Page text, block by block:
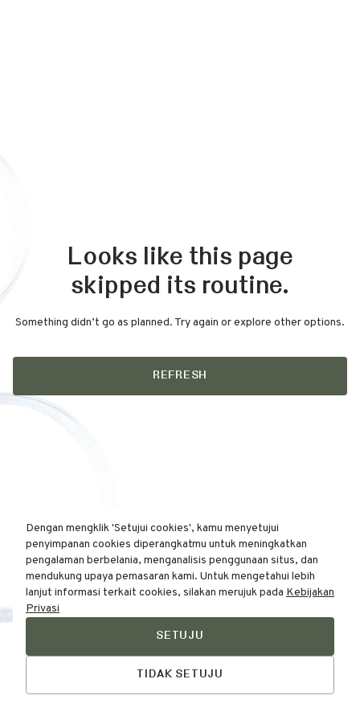
Looks like this page
skipped its routine.
Something didn’t go as planned. Try again or explore other options.
REFRESH
Dengan mengklik 'Setujui cookies', kamu menyetujui
penyimpanan cookies diperangkatmu untuk meningkatkan
pengalaman berbelania, menganalisis penggunaan situs, dan
mendukung upaya pemasaran kami. Untuk mengetahui lebih
lanjut informasi terkait cookies, silakan merujuk pada Kebijakan
Privasi
SETUJU
TIDAK SETUJU
Find Your